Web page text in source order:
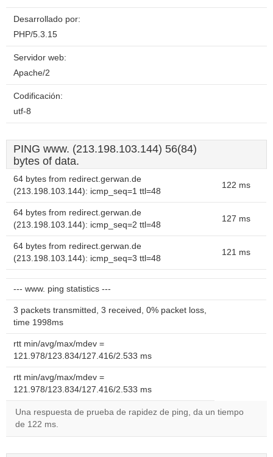
Desarrollado por:
PHP/5.3.15
Servidor web:
Apache/2
Codificación:
utf-8
PING www. (213.198.103.144) 56(84)
bytes of data.
64 bytes from redirect.gerwan.de
(213.198.103.144): icmp_seq=1 ttl=48
122 ms
64 bytes from redirect.gerwan.de
(213.198.103.144): icmp_seq=2 ttl=48
127 ms
64 bytes from redirect.gerwan.de
(213.198.103.144): icmp_seq=3 ttl=48
121 ms
--- www. ping statistics ---
3 packets transmitted, 3 received, 0% packet loss,
time 1998ms
rtt min/avg/max/mdev =
121.978/123.834/127.416/2.533 ms
rtt min/avg/max/mdev =
121.978/123.834/127.416/2.533 ms
Una respuesta de prueba de rapidez de ping, da un tiempo
de 122 ms.